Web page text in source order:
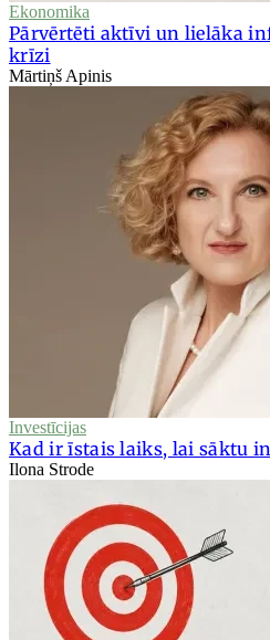
Ekonomika
Pārvērtēti aktīvi un lielāka
krīzi
Mārtiņš Apinis
Investīcijas
Kad ir īstais laiks, lai sāktu
Ilona Strode